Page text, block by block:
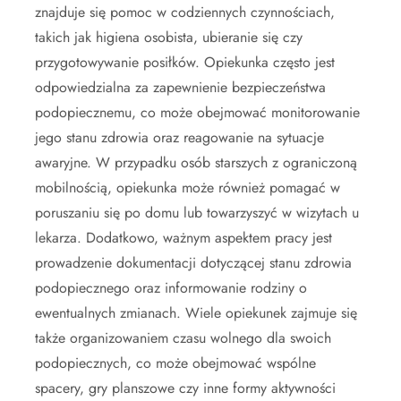
znajduje się pomoc w codziennych czynnościach,
takich jak higiena osobista, ubieranie się czy
przygotowywanie posiłków. Opiekunka często jest
odpowiedzialna za zapewnienie bezpieczeństwa
podopiecznemu, co może obejmować monitorowanie
jego stanu zdrowia oraz reagowanie na sytuacje
awaryjne. W przypadku osób starszych z ograniczoną
mobilnością, opiekunka może również pomagać w
poruszaniu się po domu lub towarzyszyć w wizytach u
lekarza. Dodatkowo, ważnym aspektem pracy jest
prowadzenie dokumentacji dotyczącej stanu zdrowia
podopiecznego oraz informowanie rodziny o
ewentualnych zmianach. Wiele opiekunek zajmuje się
także organizowaniem czasu wolnego dla swoich
podopiecznych, co może obejmować wspólne
spacery, gry planszowe czy inne formy aktywności